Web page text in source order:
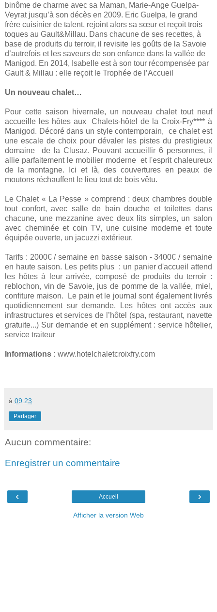
binôme de charme avec sa Maman, Marie-Ange Guelpa-
Veyrat jusqu’à son décès en 2009. Eric Guelpa, le grand
frère cuisinier de talent, rejoint alors sa sœur et reçoit trois
toques au Gault&Millau. Dans chacune de ses recettes, à
base de produits du terroir, il revisite les goûts de la Savoie
d’autrefois et les saveurs de son enfance dans la vallée de
Manigod. En 2014, Isabelle est à son tour récompensée par
Gault & Millau : elle reçoit le Trophée de l’Accueil
Un nouveau chalet…
Pour cette saison hivernale, un nouveau chalet tout neuf
accueille les hôtes aux Chalets-hôtel de la Croix-Fry**** à
Manigod. Décoré dans un style contemporain, ce chalet est
une escale de choix pour dévaler les pistes du prestigieux
domaine de
la Clusaz. Pouvantaccueillir 6 personnes, il
allie parfaitement le mobilier moderne et l'esprit chaleureux
de
la montagne. Ici et là, des couvertures en peaux de
moutons réchauffent le lieu tout de bois vêtu.
Le Chalet « La Pesse » comprend : deux chambres double
tout confort, avec salle de bain douche et toilettes dans
chacune, une mezzanine avec deux lits simples, un salon
avec cheminée et coin TV, une cuisine moderne et toute
équipée ouverte, un jacuzzi extérieur.
Tarifs : 2000€ / semaine en basse saison - 3400€ / semaine
en haute saison. Les petits plus : un panier d'accueil attend
les hôtes à leur arrivée, composé de produits du terroir :
reblochon, vin de Savoie, jus de pomme de la vallée, miel,
confiture maison. Le pain et le journal sont également livrés
quotidiennement sur demande. Les hôtes ont accès aux
infrastructures et services de l’hôtel (spa, restaurant, navette
gratuite...) Sur demande et en supplément : service hôtelier,
service traiteur
Informations : www.hotelchaletcroixfry.com
à 09:23
Partager
Aucun commentaire:
Enregistrer un commentaire
‹ ›
Accueil
Afficher la version Web